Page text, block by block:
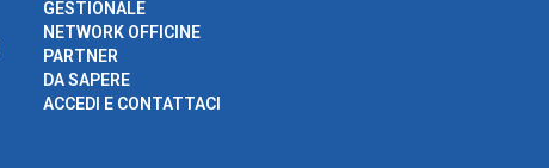
GESTIONALE
NETWORK OFFICINE
PARTNER
DA SAPERE
ACCEDI E CONTATTACI